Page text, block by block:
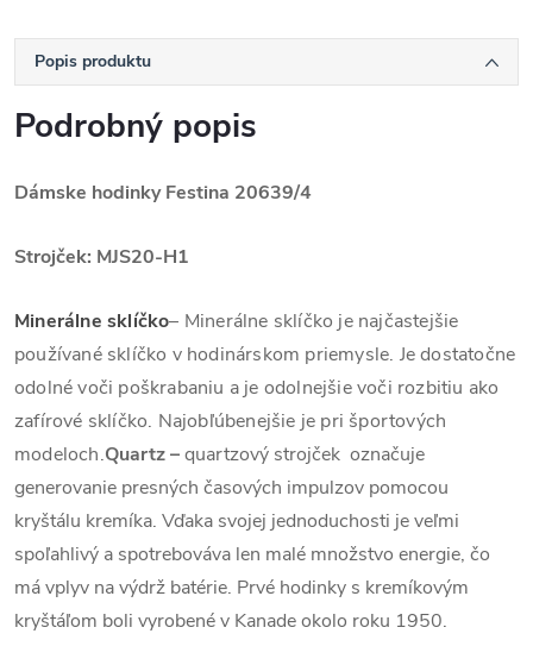
Popis produktu
Podrobný popis
Dámske hodinky Festina 20639/4
Strojček: MJS20-H1
Minerálne sklíčko– Minerálne sklíčko je najčastejšie
používané sklíčko v hodinárskom priemysle. Je dostatočne
odolné voči poškrabaniu a je odolnejšie voči rozbitiu ako
zafírové sklíčko. Najobľúbenejšie je pri športových
modeloch.Quartz–quartzový strojček označuje
generovanie presných časových impulzov pomocou
kryštálu kremíka. Vďaka svojej jednoduchosti je veľmi
spoľahlivý a spotrebováva len malé množstvo energie, čo
má vplyv na výdrž batérie. Prvé hodinky s kremíkovým
kryštáľom boli vyrobené v Kanade okolo roku 1950.